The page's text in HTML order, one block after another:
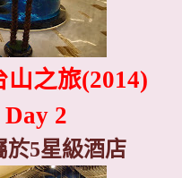
山之旅(2014)
Day 2
於5星級酒店